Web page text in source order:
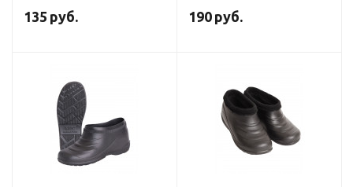
135 руб. 190 руб.